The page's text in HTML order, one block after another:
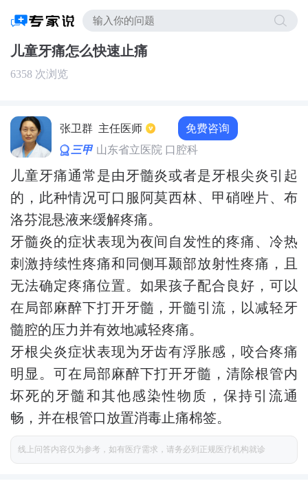
儿童牙痛怎么快速止痛
6358 次浏览
张卫群 主任医师 免费咨询
三甲 山东省立医院 口腔科
儿童牙痛通常是由牙髓炎或者是牙根尖炎引起
的，此种情况可口服阿莫西林、甲硝唑片、布
洛芬混悬液来缓解疼痛。
牙髓炎的症状表现为夜间自发性的疼痛、冷热
刺激持续性疼痛和同侧耳颞部放射性疼痛，且
无法确定疼痛位置。如果孩子配合良好，可以
在局部麻醉下打开牙髓，开髓引流，以减轻牙
髓腔的压力并有效地减轻疼痛。
牙根尖炎症状表现为牙齿有浮胀感，咬合疼痛
明显。可在局部麻醉下打开牙髓，清除根管内
坏死的牙髓和其他感染性物质，保持引流通
畅，并在根管口放置消毒止痛棉签。
线上问答内容仅为参考，如有医疗需求，请务必到正规医疗机构就诊